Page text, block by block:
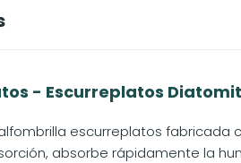
- Escurreplatos
escurreplatos fabricada
absorbe rápidamente la